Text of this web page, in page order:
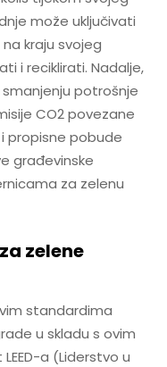
može uključivati
kraju svojeg
i reciklirati. Nadalje,
potrošnje
CO2 povezane
propisne pobude
građevinske
za zelenu
zelene
standardima
u skladu s ovim
a (Liderstvo u